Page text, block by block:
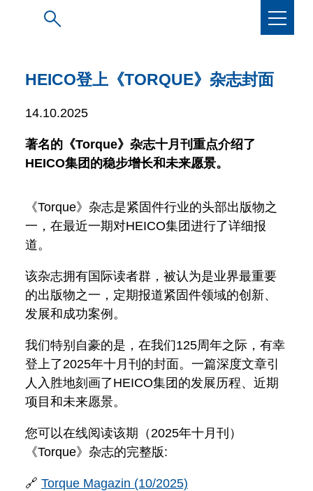
HEICO登上《TORQUE》杂志封面
14.10.2025
著名的《Torque》杂志十月刊重点介绍了
HEICO集团的稳步增长和未来愿景。
《Torque》杂志是紧固件行业的头部出版物之
一，在最近一期对HEICO集团进行了详细报
道。
该杂志拥有国际读者群，被认为是业界最重要
的出版物之一，定期报道紧固件领域的创新、
发展和成功案例。
我们特别自豪的是，在我们125周年之际，有幸
登上了2025年十月刊的封面。一篇深度文章引
人入胜地刻画了HEICO集团的发展历程、近期
项目和未来愿景。
您可以在线阅读该期（2025年十月刊）
《Torque》杂志的完整版:
🔗 Torque Magazin (10/2025)